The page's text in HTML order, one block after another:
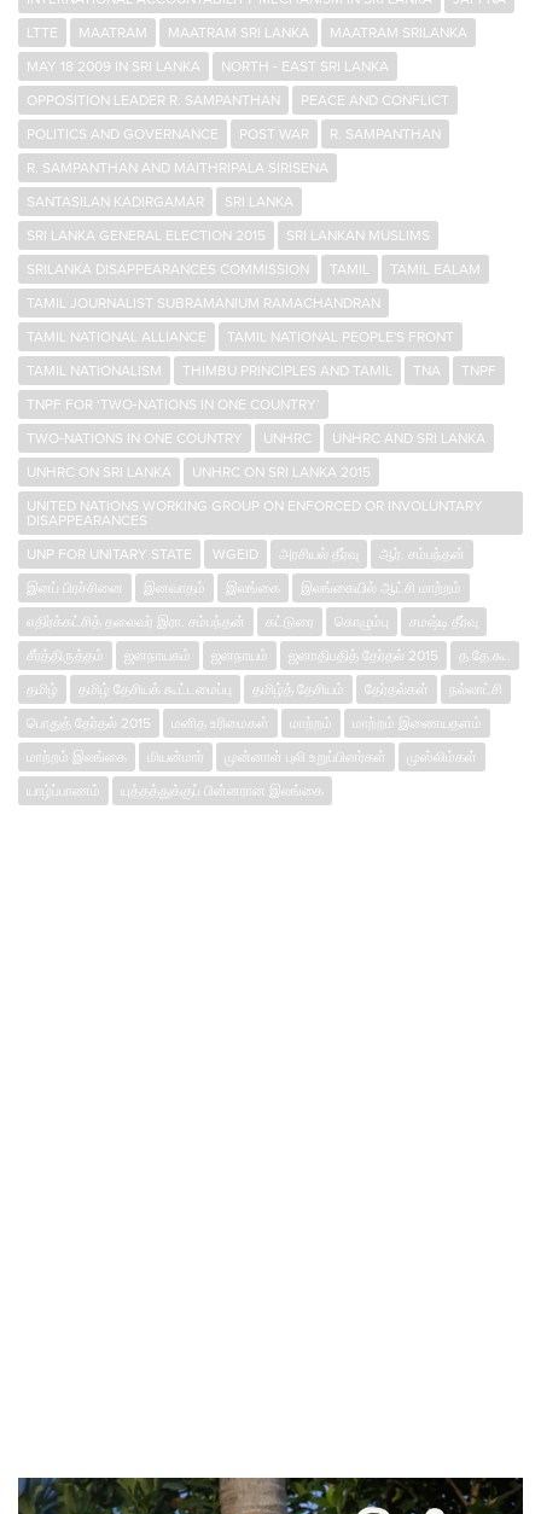
LTTE
MAATRAM MAATRAM SRI LANKA
MAATRAM SRILANKA
MAY 18 2009 IN SRI LANKA
NORTH - EAST SRI LANKA
OPPOSITION LEADER R. SAMPANTHAN
PEACE AND CONFLICT
POLITICS AND GOVERNANCE
POST WAR
R. SAMPANTHAN
R. SAMPANTHAN AND MAITHRIPALA SIRISENA
SANTASILAN KADIRGAMAR
SRI LANKA
SRI LANKA GENERAL ELECTION 2015
SRI LANKAN MUSLIMS
SRILANKA DISAPPEARANCES COMMISSION
TAMIL
TAMIL EALAM
TAMIL JOURNALIST SUBRAMANIUM RAMACHANDRAN
TAMIL NATIONAL ALLIANCE
TAMIL NATIONAL PEOPLE'S FRONT
TAMIL NATIONALISM
THIMBU PRINCIPLES AND TAMIL TNA
TNPF
TNPF FOR ‘TWO-NATIONS IN ONE COUNTRY’
TWO-NATIONS IN ONE COUNTRY
UNHRC
UNHRC AND SRI LANKA
UNHRC ON SRI LANKA
UNHRC ON SRI LANKA 2015
UNITED NATIONS WORKING GROUP ON ENFORCED OR INVOLUNTARY
DISAPPEARANCES
UNP FOR UNITARY STATE
WGEID அரசியல் தீர்வு
ஆர். சம்பந்தன்
இனப் பிரச்சினை
இனவாதம் இலங்கை
இலங்கையில் ஆட்சி மாற்றம்
எதிர்க்கட்சித் தலைவர் இரா. சம்பந்தன்
கட்டுரை கொழும்பு
சமஷ்டி தீர்வு
சீர்த்திருத்தம்
ஜனநாயகம் ஜனநாயம் ஜனாதிபதித் தேர்தல் 2015
த.தே.கூ.
தமிழ்
தமிழ் தேசியக் கூட்டமைப்பு தமிழ்த் தேசியம் தேர்தல்கள்
நல்லாட்சி
பொதுத் தேர்தல் 2015
மனித உரிமைகள் மாற்றம்
மாற்றம் இணையதளம்
மாற்றம் இலங்கை
மியன்மார் முன்னாள் புலி உறுப்பினர்கள்
முஸ்லிம்கள்
யாழ்ப்பாணம்
யுத்தத்துக்குப் பின்னரான இலங்கை